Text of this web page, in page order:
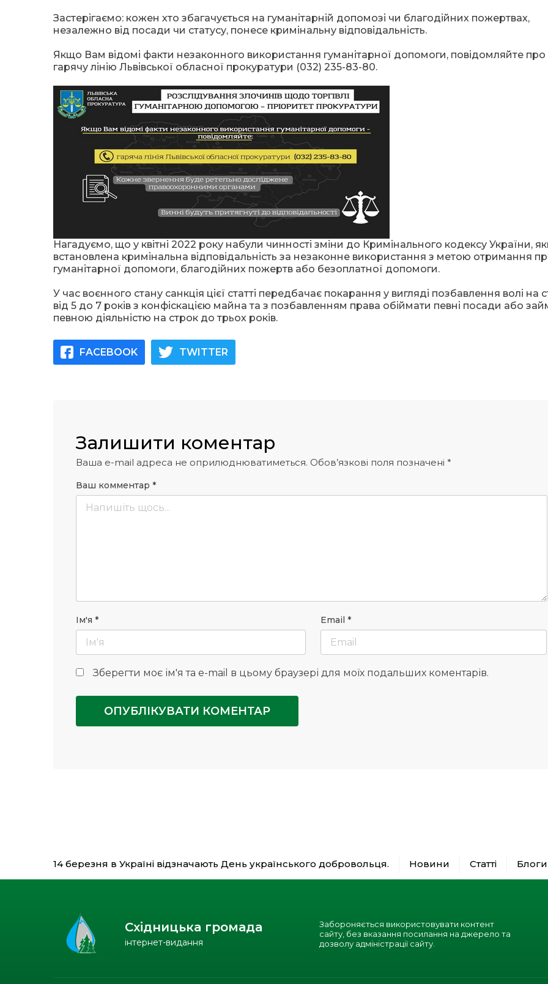
Застерігаємо: кожен хто збагачується на гуманітарній допомозі чи благодійних пожертвах,
незалежно від посади чи статусу, понесе кримінальну відповідальність.
Якщо Вам відомі факти незаконного використання гуманітарної допомоги, повідомляйте про
гарячу лінію Львівської обласної прокуратури (032) 235-83-80.
Нагадуємо, що у квітні 2022 року набули чинності зміни до Кримінального кодексу України,
встановлена кримінальна відповідальність за незаконне використання з метою отримання
гуманітарної допомоги, благодійних пожертв або безоплатної допомоги.
У час воєнного стану санкція цієї статті передбачає покарання у вигляді позбавлення волі на
від 5 до 7 років з конфіскацією майна та з позбавленням права обіймати певні посади або
певною діяльністю на строк до трьох років.
FACEBOOK TWITTER
Залишити коментар
Ваша e-mail адреса не оприлюднюватиметься. Обов’язкові поля позначені *
Ваш комментар *
Ім'я * Email *
Зберегти моє ім'я та e-mail в цьому браузері для моїх подальших коментарів.
14 березня в Україні відзначають День українського добровольця. Новини Статті Блоги
Східницька громада
інтернет-видання
Забороняється використовувати контент
сайту, без вказання посилання на джерело та
дозволу адміністрації сайту.